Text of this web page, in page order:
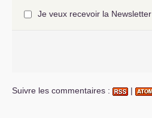
Je veux recevoir la Newsletter
Suivre les commentaires : |